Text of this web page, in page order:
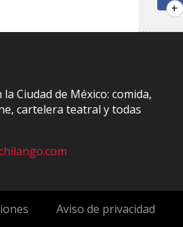
+
Ciudad de México: comida,
cartelera teatral y todas
Aviso de privacidad